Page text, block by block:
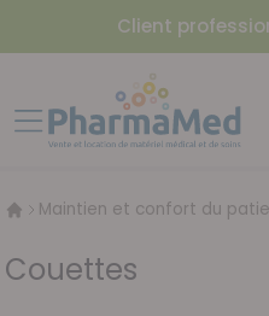
Client
Affichage navigation
Maintien et confort du
Couettes